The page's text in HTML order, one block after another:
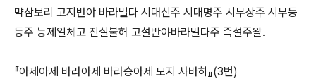
먁삼보리 고지반야 바라밀다 시대신주 시대명주 시무상주 시무등
등주 능제일체고 진실불허 고설반야바라밀다주 즉설주왈.
『아제아제 바라아제 바라승아제 모지 사바하』(3번)